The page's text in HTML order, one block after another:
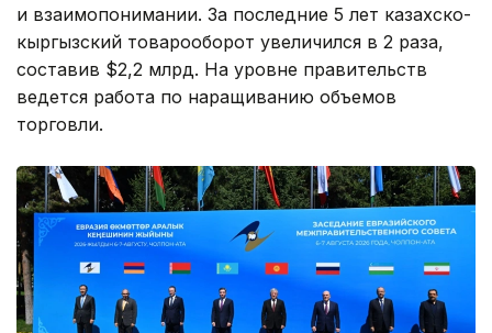
и взаимопонимании. За последние 5 лет казахско-
кыргызский товарооборот увеличился в 2 раза,
составив $2,2 млрд. На уровне правительств
ведется работа по наращиванию объемов
торговли.